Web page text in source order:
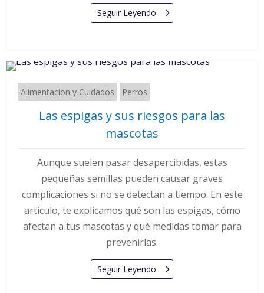
Seguir Leyendo
Alimentacion y Cuidados Perros
Las espigas y sus riesgos para las
mascotas
Aunque suelen pasar desapercibidas, estas
pequeñas semillas pueden causar graves
complicaciones si no se detectan a tiempo. En este
artículo, te explicamos qué son las espigas, cómo
afectan a tus mascotas y qué medidas tomar para
prevenirlas.
Seguir Leyendo